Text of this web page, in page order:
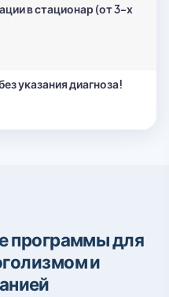
в стационар (от 3-х
указания диагноза!
программы для
и